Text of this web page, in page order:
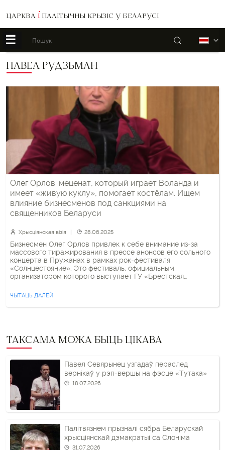
ЦАРКВА І ПАЛІТЫЧНЫ КРЫЗІС У БЕЛАРУСІ
☰ Пошук
ПАВЕЛ РУДЗЬМАН
Олег Орлов: меценат, который играет Воланда и
имеет «живую куклу», помогает костёлам. Ищем
влияние бизнесменов под санкциями на
священников Беларуси
Хрысціянская візія 28.06.2025
Бизнесмен Олег Орлов привлек к себе внимание из-за
массового тиражирования в прессе анонсов его сольного
концерта в Пружанах в рамках рок-фестиваля
«Солнцестояние». Это фестиваль, официальным
организатором которого выступает ГУ «Брестская
группы, музыканты которых поддерживают агрессию
против Украины, на самом деле проводит бизнесмен
Александр Зайцев, как выяснило «Бюро». Тот самый […]
ЧЫТАЦЬ ДАЛЕЙ
ТАКСАМА МОЖА БЫЦЬ ЦІКАВА
Павел Севярынец узгадаў пераслед
вернікаў у рэп-вершы на фэсце «Тутака»
18.07.2026
Палітвязнем прызналі сябра Беларускай
хрысціянскай дэмакратыі са Слоніма
31.07.2026